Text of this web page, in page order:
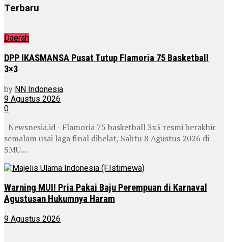
Terbaru
Daerah
DPP IKASMANSA Pusat Tutup Flamoria 75 Basketball
3×3
by NN Indonesia
9 Agustus 2026
0
Newsnesia.id - Flamoria 75 basketball 3x3 resmi berakhir
semalam usai laga final dihelat, Sabtu 8 Agustus 2026 di
SMU...
Warning MUI! Pria Pakai Baju Perempuan di Karnaval
Agustusan Hukumnya Haram
9 Agustus 2026